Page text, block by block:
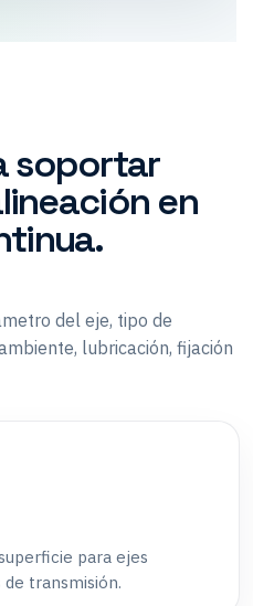
soportar
en
del eje, tipo de
lubricación, fijación
para ejes
transmisión.